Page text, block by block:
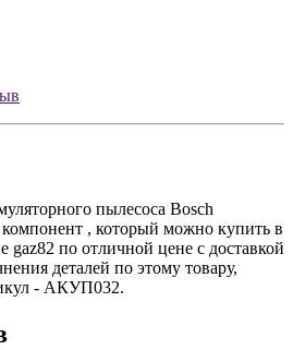
пылесоса Bosch
, который можно купить в
gaz82 по отличной цене с доставкой
деталей по этому товару,
- АКУП032.